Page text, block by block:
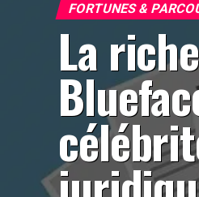
FORTUNES &
La